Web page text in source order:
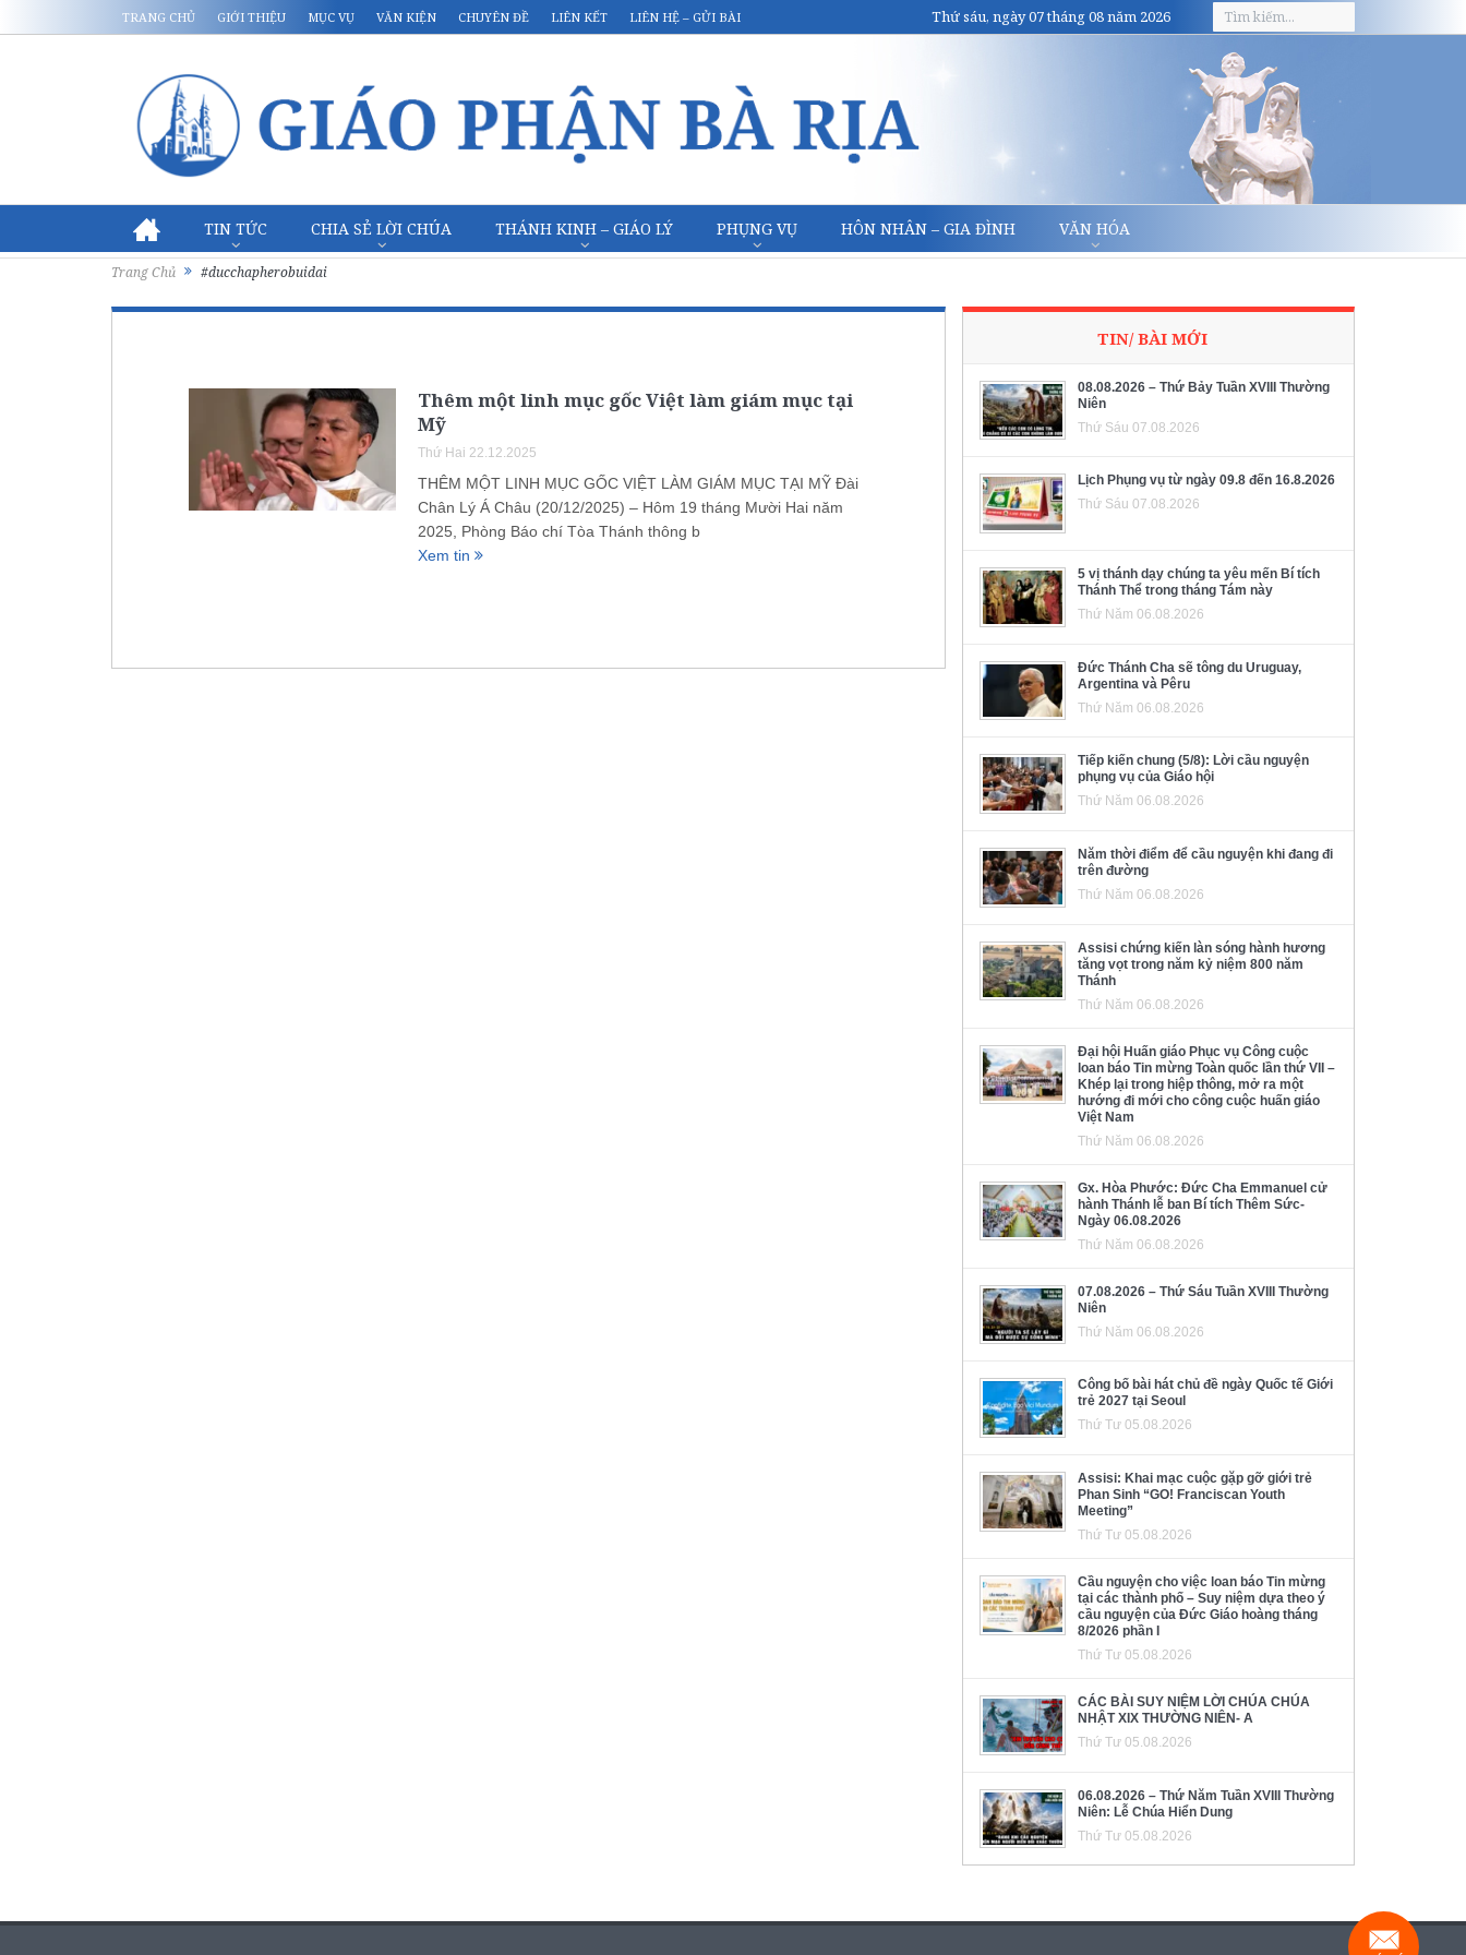
TRANG CHỦ GIỚI THIỆU MỤC VỤ VĂN KIỆN CHUYÊN ĐỀ LIÊN KẾT LIÊN HỆ – GỬI BÀI Thứ sáu, ngày 07 tháng 08 năm 2026
TIN TỨC CHIA SẺ LỜI CHÚA THÁNH KINH – GIÁO LÝ PHỤNG VỤ HÔN NHÂN – GIA ĐÌNH VĂN HÓA
Trang Chủ #ducchapherobuidai
Thêm một linh mục gốc Việt làm giám mục tại
Mỹ
Thứ Hai 22.12.2025
THÊM MỘT LINH MỤC GỐC VIỆT LÀM GIÁM MỤC TẠI MỸ Đài
Chân Lý Á Châu (20/12/2025) – Hôm 19 tháng Mười Hai năm
2025, Phòng Báo chí Tòa Thánh thông b
Xem tin
TIN/ BÀI MỚI
08.08.2026 – Thứ Bảy Tuần XVIII Thường
Niên
Thứ Sáu 07.08.2026
Lịch Phụng vụ từ ngày 09.8 đến 16.8.2026
Thứ Sáu 07.08.2026
5 vị thánh dạy chúng ta yêu mến Bí tích
Thánh Thể trong tháng Tám này
Thứ Năm 06.08.2026
Đức Thánh Cha sẽ tông du Uruguay,
Argentina và Pêru
Thứ Năm 06.08.2026
Tiếp kiến chung (5/8): Lời cầu nguyện
phụng vụ của Giáo hội
Thứ Năm 06.08.2026
Năm thời điểm để cầu nguyện khi đang đi
trên đường
Thứ Năm 06.08.2026
Assisi chứng kiến làn sóng hành hương
tăng vọt trong năm kỷ niệm 800 năm
Thánh
Thứ Năm 06.08.2026
Đại hội Huấn giáo Phục vụ Công cuộc
loan báo Tin mừng Toàn quốc lần thứ VII –
Khép lại trong hiệp thông, mở ra một
hướng đi mới cho công cuộc huấn giáo
Việt Nam
Thứ Năm 06.08.2026
Gx. Hòa Phước: Đức Cha Emmanuel cử
hành Thánh lễ ban Bí tích Thêm Sức-
Ngày 06.08.2026
Thứ Năm 06.08.2026
07.08.2026 – Thứ Sáu Tuần XVIII Thường
Niên
Thứ Năm 06.08.2026
Công bố bài hát chủ đề ngày Quốc tế Giới
trẻ 2027 tại Seoul
Thứ Tư 05.08.2026
Assisi: Khai mạc cuộc gặp gỡ giới trẻ
Phan Sinh “GO! Franciscan Youth
Meeting”
Thứ Tư 05.08.2026
Cầu nguyện cho việc loan báo Tin mừng
tại các thành phố – Suy niệm dựa theo ý
cầu nguyện của Đức Giáo hoàng tháng
8/2026 phần I
Thứ Tư 05.08.2026
CÁC BÀI SUY NIỆM LỜI CHÚA CHÚA
NHẬT XIX THƯỜNG NIÊN- A
Thứ Tư 05.08.2026
06.08.2026 – Thứ Năm Tuần XVIII Thường
Niên: Lễ Chúa Hiển Dung
Thứ Tư 05.08.2026